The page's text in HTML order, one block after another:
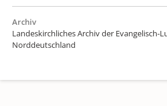
Archiv
Landeskirchliches Archiv der Evangelisch-
Norddeutschland